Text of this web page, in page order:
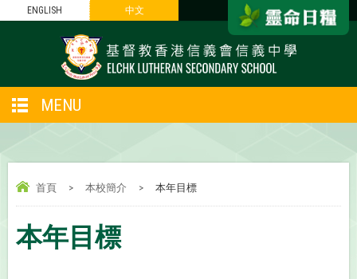
ENGLISH 中文
MENU
首頁 > 本校簡介 > 本年目標
本年目標